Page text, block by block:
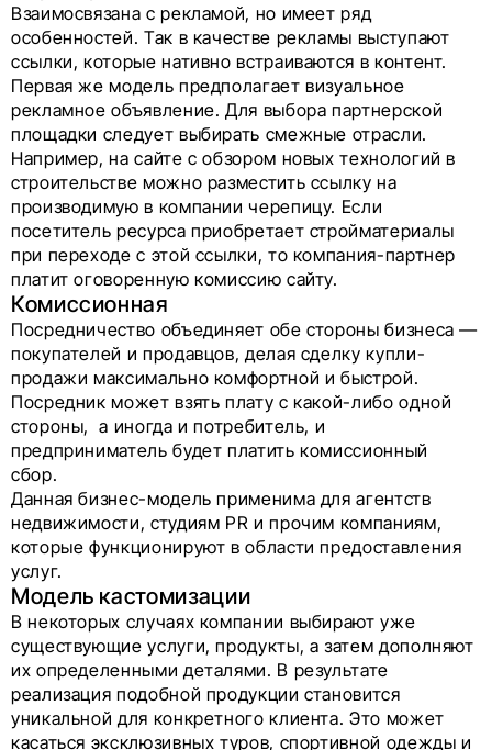
Взаимосвязана с рекламой, но имеет ряд
особенностей. Так в качестве рекламы выступают
ссылки, которые нативно встраиваются в контент.
Первая же модель предполагает визуальное
рекламное объявление. Для выбора партнерской
площадки следует выбирать смежные отрасли.
Например, на сайте с обзором новых технологий в
строительстве можно разместить ссылку на
производимую в компании черепицу. Если
посетитель ресурса приобретает стройматериалы
при переходе с этой ссылки, то компания-партнер
платит оговоренную комиссию сайту.
Комиссионная
Посредничество объединяет обе стороны бизнеса —
покупателей и продавцов, делая сделку купли-
продажи максимально комфортной и быстрой.
Посредник может взять плату с какой-либо одной
стороны, а иногда и потребитель, и
предприниматель будет платить комиссионный
сбор.
Данная бизнес-модель применима для агентств
недвижимости, студиям PR и прочим компаниям,
которые функционируют в области предоставления
услуг.
Модель кастомизации
В некоторых случаях компании выбирают уже
существующие услуги, продукты, а затем дополняют
их определенными деталями. В результате
реализация подобной продукции становится
уникальной для конкретного клиента. Это может
касаться эксклюзивных туров, спортивной одежды и